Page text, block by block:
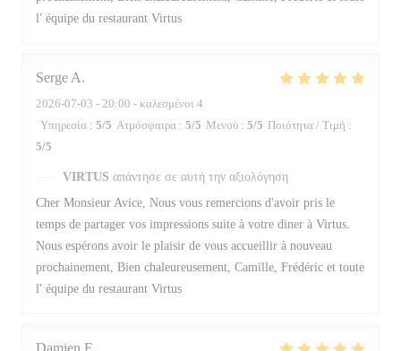
l' équipe du restaurant Virtus
Serge A
2026-07-03 - 20:00 - καλεσμένοι 4
Υπηρεσία : 5/5 Ατμόσφαιρα : 5/5 Μενού : 5/5 Ποιότητα / Τιμή :
5/5
VIRTUS απάντησε σε αυτή την αξιολόγηση
Cher Monsieur Avice, Nous vous remercions d'avoir pris le
temps de partager vos impressions suite à votre diner à Virtus.
Nous espérons avoir le plaisir de vous accueillir à nouveau
prochainement, Bien chaleureusement, Camille, Frédéric et toute
l' équipe du restaurant Virtus
Damien F